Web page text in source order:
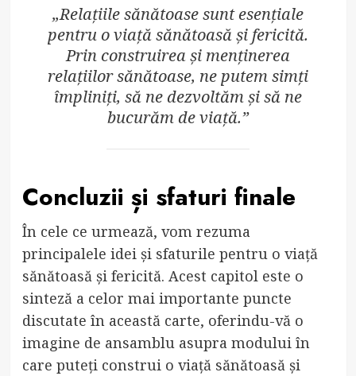
„Relațiile sănătoase sunt esențiale
pentru o viață sănătoasă și fericită.
Prin construirea și menținerea
relațiilor sănătoase, ne putem simți
împliniți, să ne dezvoltăm și să ne
bucurăm de viață.”
Concluzii și sfaturi finale
În cele ce urmează, vom rezuma
principalele idei și sfaturile pentru o viață
sănătoasă și fericită. Acest capitol este o
sinteză a celor mai importante puncte
discutate în această carte, oferindu-vă o
imagine de ansamblu asupra modului în
care puteți construi o viață sănătoasă și